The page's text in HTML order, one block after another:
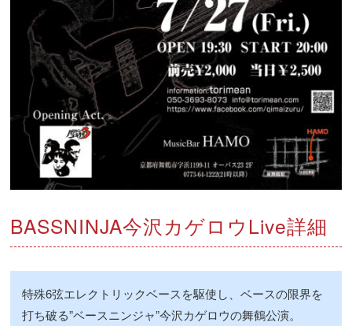
BASSNINJA今沢カゲロウLive詳細
特殊6弦エレクトリックベースを駆使し、ベースの限界を
打ち破る”ベースニンジャ”今沢カゲロウの舞鶴公演。